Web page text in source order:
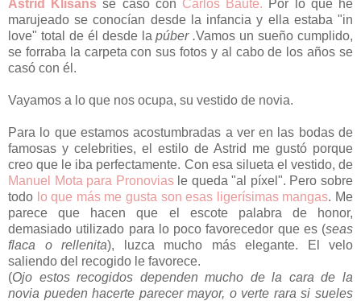
Astrid Klisans se casó con Carlos Baute. Por lo que he
marujeado se conocían desde la infancia y ella estaba "in
love" total de él desde lapúber .Vamos un sueño cumplido,
se forraba la carpeta con sus fotos y al cabo de los años se
casó con él.
Vayamos a lo que nos ocupa, su vestido de novia.
Para lo que estamos acostumbradas a ver en las bodas de
famosas y celebrities, el estilo de Astrid me gustó porque
creo que le iba perfectamente. Con esa silueta el vestido, de
Manuel Mota para Pronoviasle queda "al píxel". Pero sobre
todo lo que más me gusta son esas ligerísimas mangas. Me
parece que hacen que el escote palabra de honor,
demasiado utilizado para lo poco favorecedor que es (seas
flaca o rellenita), luzca mucho más elegante. El velo
saliendo del recogido le favorece.
(Ojo estos recogidos dependen mucho de la cara de la
novia pueden hacerte parecer mayor, o verte rara si sueles